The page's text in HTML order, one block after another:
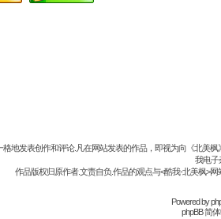
地发表创作和评论.凡在网站发表的作品，即视为向《北美
我电子
作品版权归原作者.文责自负.作品的观点与<酷我-北美枫>
Powered by
phpBB 简